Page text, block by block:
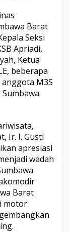
Barat
Seksi
Apriadi,
Ketua
beberapa
M3S
Ir. I. Gusti
apresiasi
wadah
Barat
motor